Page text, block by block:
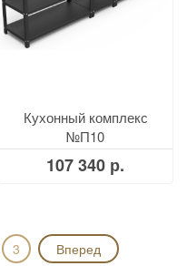
Кухонный комплекс
№П10
107 340 р.
3 Вперед